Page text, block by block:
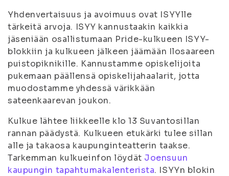
Yhdenvertaisuus ja avoimuus ovat ISYYlle
tärkeitä arvoja. ISYY kannustaakin kaikkia
jäseniään osallistumaan Pride-kulkueen ISYY-
blokkiin ja kulkueen jälkeen jäämään Ilosaareen
puistopiknikille. Kannustamme opiskelijoita
pukemaan päällensä opiskelijahaalarit, jotta
muodostamme yhdessä värikkään
sateenkaarevan joukon.
Kulkue lähtee liikkeelle klo 13 Suvantosillan
rannan päädystä. Kulkueen etukärki tulee sillan
alle ja takaosa kaupunginteatterin taakse.
Tarkemman kulkueinfon löydät Joensuun
kaupungin tapahtumakalenterista. ISYYn blokin